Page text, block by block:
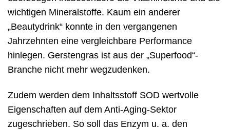
wichtigen Mineralstoffe. Kaum ein anderer
„Beautydrink“ konnte in den vergangenen
Jahrzehnten eine vergleichbare Performance
hinlegen. Gerstengras ist aus der „Superfood“-
Branche nicht mehr wegzudenken.
Zudem werden dem Inhaltsstoff SOD wertvolle
Eigenschaften auf dem Anti-Aging-Sektor
zugeschrieben. So soll das Enzym u. a. den